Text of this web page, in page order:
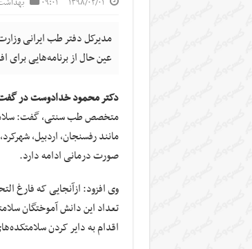
مدیرکل دفتر طب ایرانی
عین حال از برنامه‌هایی
دکتر محمود خدادوست در
متخصص طب سنتی، گفت:
مانند رفسنجان، اردبیل،
صورت درمانی ادامه دارد.
وی افزود: ازآنجایی که فارغ
تعداد این دانش آموختگان
اقدام به دایر کردن